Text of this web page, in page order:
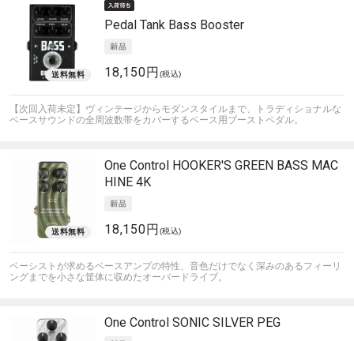
Pedal Tank Bass Booster
18,150円 (税込)
【次回入荷未定】ヴィンテージからモダンスタイルまで、トラディショナルな
ベースサウンドの全周波数帯をカバーするベース用ブーストペダル。
One Control HOOKER'S GREEN BASS MAC
HINE 4K
18,150円 (税込)
ベーシストが求めるベースアンプの特性、音色だけでなく深みのあるフィーリ
ングまでを小さな筐体に収めたオーバードライブ。
One Control SONIC SILVER PEG